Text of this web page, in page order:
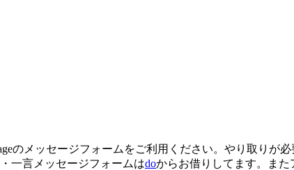
のメッセージフォームをご利用ください。やり取りが
一言メッセージフォームはdoからお借りしてます。また